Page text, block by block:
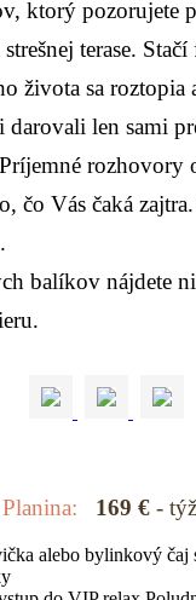
ktorý pozorujete
terase. Stačí
života sa roztopia
len sami
rozhovory
čo Vás čaká
balíkov nájdete
169 € -
alebo bylinkový čaj